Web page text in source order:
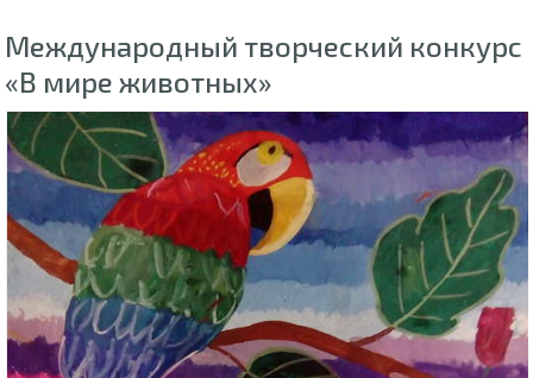
Международный творческий конкурс
«В мире животных»